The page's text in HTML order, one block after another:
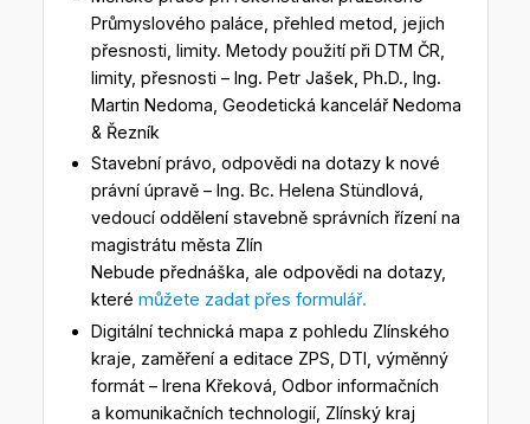
Průmyslového paláce, přehled metod, jejich
přesnosti, limity. Metody použití při DTM ČR,
limity, přesnosti – Ing. Petr Jašek, Ph.D., Ing.
Martin Nedoma, Geodetická kancelář Nedoma
& Řezník
Stavební právo, odpovědi na dotazy k nové
právní úpravě – Ing. Bc. Helena Stündlová,
vedoucí oddělení stavebně správních řízení na
magistrátu města Zlín
Nebude přednáška, ale odpovědi na dotazy,
které můžete zadat přes formulář.
Digitální technická mapa z pohledu Zlínského
kraje, zaměření a editace ZPS, DTI, výměnný
formát – Irena Křeková, Odbor informačních
a komunikačních technologií, Zlínský kraj